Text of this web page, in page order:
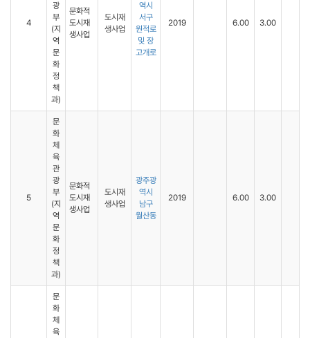
4
광
부
(지
역
문
화
정
책
과)
문화적
도시재
생사업
도시재
생사업
역시
서구
원적로
및 장
고개로
2019 6.00 3.00
5
문
화
체
육
관
광
부
(지
역
문
화
정
책
과)
문화적
도시재
생사업
도시재
생사업
광주광
역시
남구
월산동
2019 6.00 3.00
문
화
체
육